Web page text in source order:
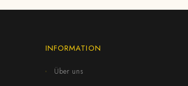
INFORMATION
Über uns